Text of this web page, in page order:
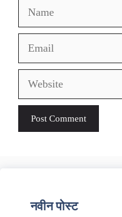
Name
Email
Website
नवीन पोस्ट